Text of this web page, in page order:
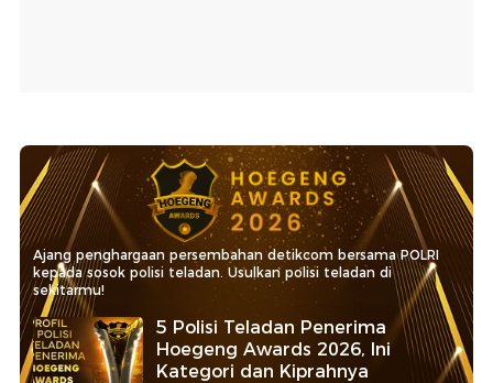
Ajang penghargaan persembahan detikcom bersama POLRI
kepada sosok polisi teladan. Usulkan polisi teladan di
sekitarmu!
5 Polisi Teladan Penerima
Hoegeng Awards 2026, Ini
Kategori dan Kiprahnya